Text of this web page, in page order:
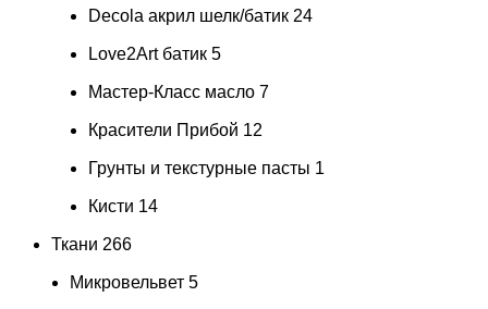
Decola акрил шелк/батик 24
Love2Art батик 5
Мастер-Класс масло 7
Красители Прибой 12
Грунты и текстурные пасты 1
Кисти 14
Ткани 266
Микровельвет 5